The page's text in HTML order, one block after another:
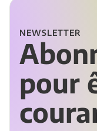
NEWSLETTER
pour